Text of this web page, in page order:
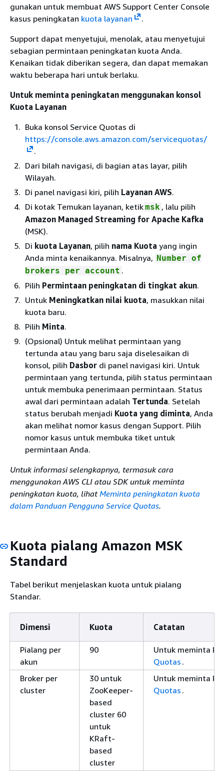
gunakan untuk membuat AWS Support Center Console
kasus peningkatan kuota layanan
.
Support dapat menyetujui, menolak, atau menyetujui
sebagian permintaan peningkatan kuota Anda.
Kenaikan tidak diberikan segera, dan dapat memakan
waktu beberapa hari untuk berlaku.
Untuk meminta peningkatan menggunakan konsol
Kuota Layanan
Buka konsol Service Quotas di
https://console.aws.amazon.com/servicequotas/
.
Dari bilah navigasi, di bagian atas layar, pilih
Wilayah.
Di panel navigasi kiri, pilih Layanan AWS.
Di kotak Temukan layanan, ketikmsk , lalu pilih
Amazon Managed Streaming for Apache Kafka
(MSK).
Di kuota Layanan, pilih nama Kuota yang ingin
Anda minta kenaikannya. Misalnya, Number of
brokers per account .
Pilih Permintaan peningkatan di tingkat akun.
Untuk Meningkatkan nilai kuota, masukkan nilai
kuota baru.
Pilih Minta.
(Opsional) Untuk melihat permintaan yang
tertunda atau yang baru saja diselesaikan di
konsol, pilih Dasbor di panel navigasi kiri. Untuk
permintaan yang tertunda, pilih status permintaan
untuk membuka penerimaan permintaan. Status
awal dari permintaan adalah Tertunda. Setelah
status berubah menjadi Kuota yang diminta, Anda
akan melihat nomor kasus dengan Support. Pilih
nomor kasus untuk membuka tiket untuk
permintaan Anda.
Untuk informasi selengkapnya, termasuk cara
menggunakan AWS CLI atau SDK untuk meminta
peningkatan kuota, lihat Meminta peningkatan kuota
dalam Panduan Pengguna Service Quotas.
Kuota pialang Amazon MSK
Standard
Tabel berikut menjelaskan kuota untuk pialang
Standar.
Dimensi Kuota Catatan
Pialang per
akun
90
Untuk meminta
Quotas .
Broker per
cluster
30 untuk
ZooKeeper-
based
cluster 60
untuk
KRaft-
based
cluster
Untuk meminta
Quotas .